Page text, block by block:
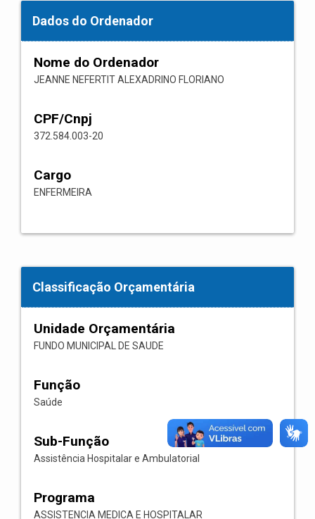
Dados do Ordenador
Nome do Ordenador
JEANNE NEFERTIT ALEXADRINO FLORIANO
CPF/Cnpj
372.584.003-20
Cargo
ENFERMEIRA
Classificação Orçamentária
Unidade Orçamentária
FUNDO MUNICIPAL DE SAUDE
Função
Saúde
Sub-Função
Assistência Hospitalar e Ambulatorial
Programa
ASSISTENCIA MEDICA E HOSPITALAR